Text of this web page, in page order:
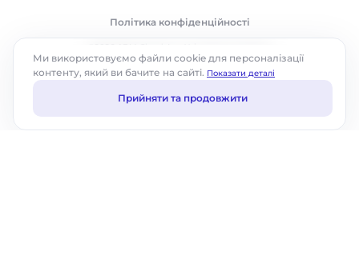
Політика конфіденційності
Ми використовуємо файли cookie для персоналізації
контенту, який ви бачите на сайті. Показати деталі
Прийняти та продовжити